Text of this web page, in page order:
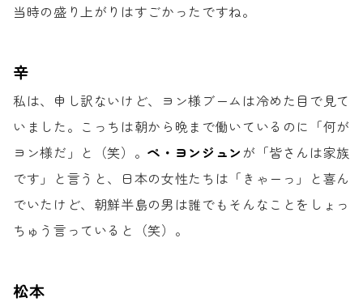
当時の盛り上がりはすごかったですね。
辛
私は、申し訳ないけど、
ヨン様ブームは冷めた目で見て
いました。 こっちは朝から晩まで働いているのに 「何が
ヨン様だ」と（笑）。ペ・ヨンジュン が「皆さんは家族
です」と言うと、
日本の女性たちは「きゃーっ」と喜ん
でいたけど、 朝鮮半島の男は誰でもそんなことを しょっ
ちゅう言っていると（笑）。
松本